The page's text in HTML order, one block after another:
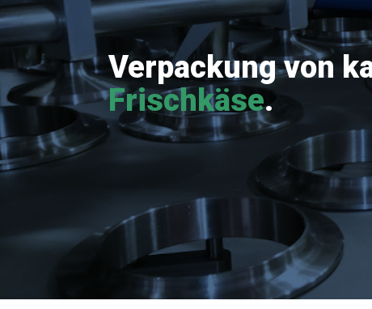
Verpackung von
Frischkäse.